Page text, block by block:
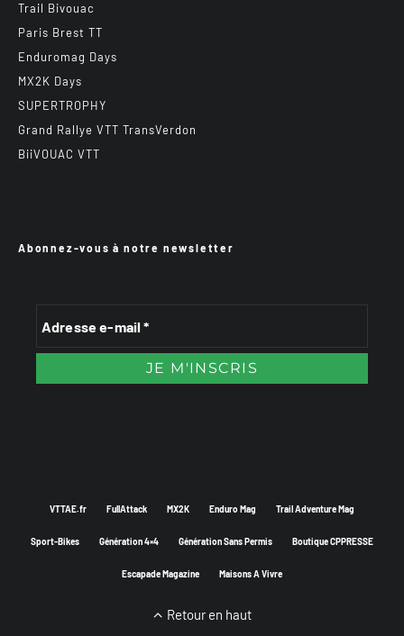
Trail Bivouac
Paris Brest TT
Enduromag Days
MX2K Days
SUPERTROPHY
Grand Rallye VTT TransVerdon
BiiVOUAC VTT
Abonnez-vous à notre newsletter
VTTAE.fr FullAttack MX2K Enduro Mag Trail Adventure Mag
Sport-Bikes Génération 4×4 Génération Sans Permis Boutique CPPRESSE
Escapade Magazine Maisons A Vivre
Retour en haut